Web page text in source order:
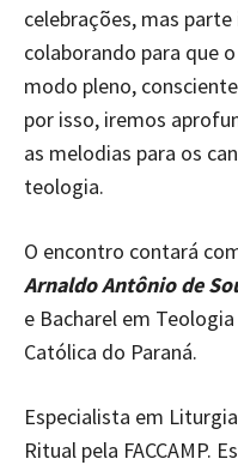
celebrações, mas
colaborando para que
modo pleno,
por isso, iremos
as melodias para os
teologia.
O encontro contará
Arnaldo Antônio de
e Bacharel em
Católica do Paraná.
Especialista em
Ritual pela FACCAMP.